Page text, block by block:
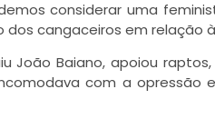
considerar uma
cangaceiros em relação
João Baiano, apoiou
com a opressão